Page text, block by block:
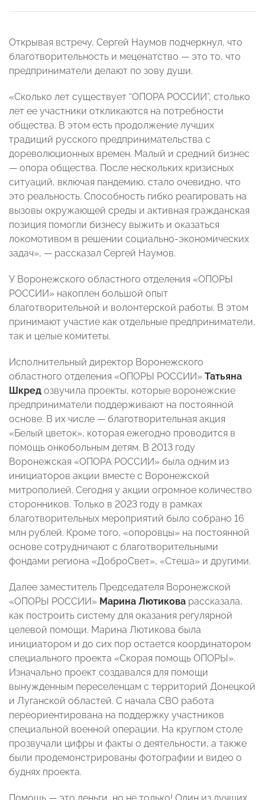
Открывая встречу, Сергей Наумов подчеркнул, что
благотворительность и меценатство — это то, что
предприниматели делают по зову души.
«Сколько лет существует “ОПОРА РОССИИ”, столько
лет ее участники откликаются на потребности
общества. В этом есть продолжение лучших
традиций русского предпринимательства с
дореволюционных времен. Малый и средний бизнес
— опора общества. После нескольких кризисных
ситуаций, включая пандемию, стало очевидно, что
это реальность. Способность гибко реагировать на
вызовы окружающей среды и активная гражданская
позиция помогли бизнесу выжить и оказаться
локомотивом в решении социально-экономических
задач», — рассказал Сергей Наумов.
У Воронежского областного отделения «ОПОРЫ
РОССИИ» накоплен большой опыт
благотворительной и волонтерской работы. В этом
принимают участие как отдельные предприниматели,
так и целые комитеты.
Исполнительный директор Воронежского
областного отделения «ОПОРЫ РОССИИ» Татьяна
Шкред озвучила проекты, которые воронежские
предприниматели поддерживают на постоянной
основе. В их числе — благотворительная акция
«Белый цветок», которая ежегодно проводится в
помощь онкобольным детям. В 2013 году
Воронежская «ОПОРА РОССИИ» была одним из
инициаторов акции вместе с Воронежской
митрополией. Сегодня у акции огромное количество
сторонников. Только в 2023 году в рамках
благотворительных мероприятий было собрано 16
млн рублей. Кроме того, «опоровцы» на постоянной
основе сотрудничают с благотворительными
фондами региона «ДоброСвет», «Стеша» и другими.
Далее заместитель Председателя Воронежской
«ОПОРЫ РОССИИ» Марина Лютикова рассказала,
как построить систему для оказания регулярной
целевой помощи. Марина Лютикова была
инициатором и до сих пор остается координатором
специального проекта «Скорая помощь ОПОРЫ».
Изначально проект создавался для помощи
вынужденным переселенцам с территорий Донецкой
и Луганской областей. С начала СВО работа
переориентирована на поддержку участников
специальной военной операции. На круглом столе
прозвучали цифры и факты о деятельности, а также
были продемонстрированы фотографии и видео о
буднях проекта.